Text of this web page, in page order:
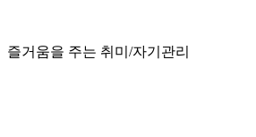
즐거움을 주는 취미/자기관리